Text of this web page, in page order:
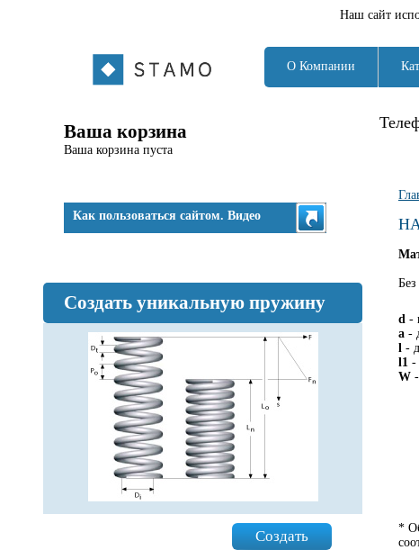
Наш сайт
О Компании
Ваша корзина
Ваша корзина пуста
Как пользоваться сайтом. Видео
Создать уникальную пружину
Создать
Без
d -
a -
l -
l1 -
W
*